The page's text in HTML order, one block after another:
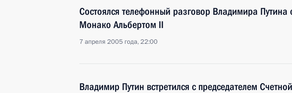
Состоялся телефонный разговор Владимира Путина
Монако Альбертом II
7 апреля 2005 года, 22:00
Владимир Путин встретился с председателем